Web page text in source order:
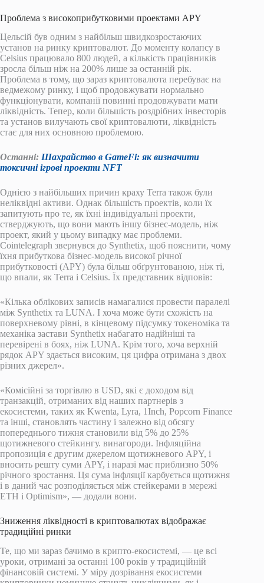
Проблема з високоприбутковими проектами APY
Цельсій був одним з найбільш швидкозростаючих
установ на ринку криптовалют. До моменту колапсу в
Celsius працювало 800 людей, а кількість працівників
зросла більш ніж на 200% лише за останній рік.
Проблема в тому, що зараз криптовалюта перебуває на
ведмежому ринку, і щоб продовжувати нормально
функціонувати, компанії повинні продовжувати мати
ліквідність. Тепер, коли більшість роздрібних інвесторів
та установ вилучають свої криптовалюти, ліквідність
стає для них основною проблемою.
Останні: Шахрайство в GameFi: як визначити
токсичні ігрові проекти NFT
Однією з найбільших причин краху Terra також були
неліквідні активи. Однак більшість проектів, коли їх
запитують про те, як їхні індивідуальні проекти,
стверджують, що вони мають іншу бізнес-модель, ніж
проект, який у цьому випадку має проблеми.
Cointelegraph звернувся до Synthetix, щоб пояснити, чому
їхня прибуткова бізнес-модель високої річної
прибутковості (APY) була більш обґрунтованою, ніж ті,
що впали, як Terra і Celsius. Їх представник відповів:
«Кілька облікових записів намагалися провести паралелі
між Synthetix та LUNA. І хоча може бути схожість на
поверхневому рівні, в кінцевому підсумку токеноміка та
механіка застави Synthetix набагато надійніші та
перевірені в боях, ніж LUNA. Крім того, хоча верхній
рядок APY здається високим, ця цифра отримана з двох
різних джерел».
«Комісійні за торгівлю в USD, які є доходом від
транзакцій, отриманих від наших партнерів з
екосистеми, таких як Kwenta, Lyra, 1Inch, Popcorn Finance
та інші, становлять частину і залежно від обсягу
попереднього тижня становили від 5% до 25%
щотижневого стейкингу. винагороди. Інфляційна
пропозиція є другим джерелом щотижневого APY, і
вносить решту суми APY, і наразі має приблизно 50%
річного зростання. Ця сума інфляції карбується щотижня
і в даний час розподіляється між стейкерами в мережі
ETH і Optimism», — додали вони.
Зниження ліквідності в криптовалютах відображає
традиційні ринки
Те, що ми зараз бачимо в крипто-екосистемі, — це всі
уроки, отримані за останні 100 років у традиційній
фінансовій системі. У міру дозрівання екосистеми